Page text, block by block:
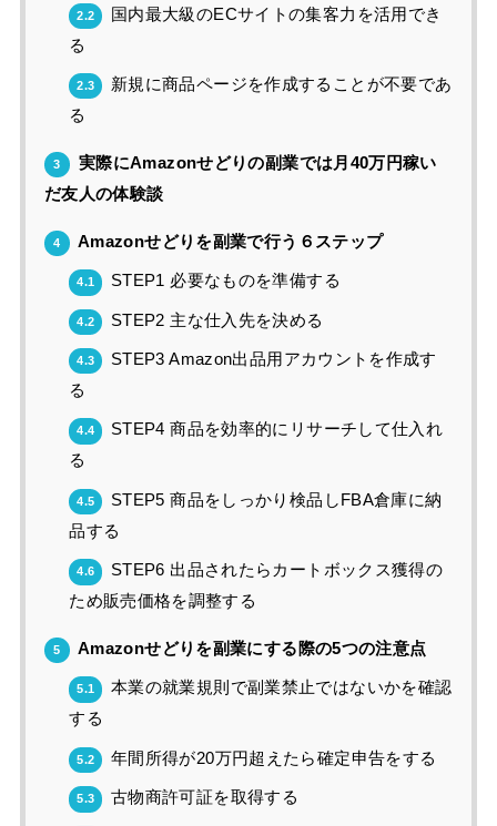
2.2
国内最大級のECサイトの集客力を活用でき
る
2.3
新規に商品ページを作成することが不要であ
る
3
実際にAmazonせどりの副業では月40万円稼い
だ友人の体験談
4 Amazonせどりを副業で行う６ステップ
4.1 STEP1 必要なものを準備する
4.2 STEP2 主な仕入先を決める
4.3
STEP3 Amazon出品用アカウントを作成す
る
4.4
STEP4 商品を効率的にリサーチして仕入れ
る
4.5
STEP5 商品をしっかり検品しFBA倉庫に納
品する
4.6
STEP6 出品されたらカートボックス獲得の
ため販売価格を調整する
5 Amazonせどりを副業にする際の5つの注意点
5.1
本業の就業規則で副業禁止ではないかを確認
する
5.2 年間所得が20万円超えたら確定申告をする
5.3 古物商許可証を取得する